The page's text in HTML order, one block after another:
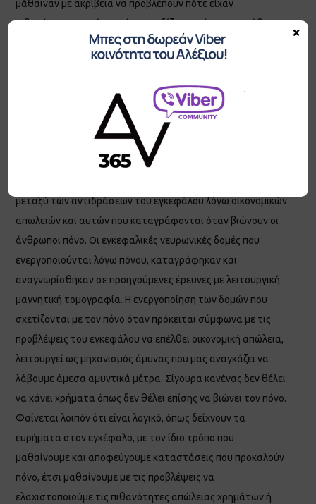
μάθαιναν με ακρίβεια να προβλέπουν πότε είχαν
πιθανότητες να χάνουν ή να κερδίζουν χρήματα. Η μάθηση
αυτή λάμβανε χώρα σε μια περιοχή που εντοπίζεται βαθιά
στον εγκέφαλο που ονομάζεται striatum. Πρόκειται για
ραβδωτή μάζα από λευκή και φαιά ουσία που βρίσκεται
μπροστά από το θάλαμο σε κάθε ημισφαίριο του
εγκεφάλου. Η αντίδραση της δομής αυτής του εγκεφάλου,
καταγραφόταν διαφορετική όταν η πρόβλεψη οδηγούσε σε
οικονομική απώλεια ή αντίθετα σε οικονομικό κέρδος.
μεταξύ των αντιδράσεων του εγκεφάλου λόγω οικονομικών
απωλειών και αυτών που καταγράφονται όταν βιώνουν οι
άνθρωποι πόνο. Οι εγκεφαλικές νευρωνικές δομές που
ενεργοποιούνται λόγω πόνου, καταγράφηκαν και
αναγνωρίσθηκαν σε προηγούμενες έρευνες με λειτουργική
μαγνητική τομογραφία. Η ενεργοποίηση των δομών που
σχετίζονται με τον πόνο όταν πρόκειται σύμφωνα με τις
προβλέψεις του εγκεφάλου να επέλθει οικονομική απώλεια,
λειτουργεί ως μηχανισμός άμυνας που μας αναγκάζει να
λάβουμε άμεσα αμυντικά μέτρα. Σίγουρα κανένας δεν θέλει
να χάνει χρήματα όπως δεν θέλει επίσης να βιώνει τον πόνο.
Φαίνεται λοιπόν ότι είναι λογικό, όπως δείχνουν τα
ευρήματα στον εγκέφαλο, με τον ίδιο τρόπο που
μαθαίνουμε και αποφεύγουμε καταστάσεις που προκαλούν
πόνο, έτσι μαθαίνουμε με τις προβλέψεις να
ελαχιστοποιούμε τις πιθανότητες απώλειας χρημάτων ή
×